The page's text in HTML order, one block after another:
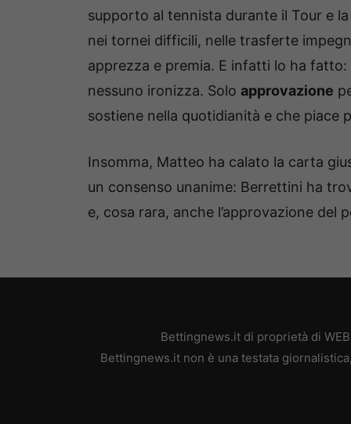
supporto al tennista durante il Tour e
nei tornei difficili, nelle trasferte
apprezza e premia. E infatti lo ha
nessuno ironizza. Solo approvazione
sostiene nella quotidianità e che piace
Insomma, Matteo ha calato la carta
un consenso unanime: Berrettini ha
e, cosa rara, anche l’approvazione del
Bettingnews.it di proprietà di
Bettingnews.it non è una testata